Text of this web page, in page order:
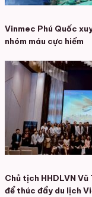
Vinmec Phú Quốc
nhóm máu cực hiếm
Chủ tịch HHDLVN
để thúc đẩy du lịch